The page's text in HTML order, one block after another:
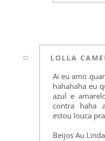
LOLLA
Ai eu amo
hahahaha eu
azul e
contra haha
estou louca
Beijos Au